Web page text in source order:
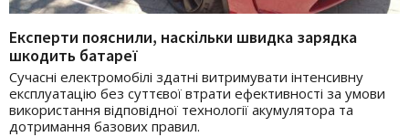
Експерти пояснили, наскільки швидка зарядка
шкодить батареї
Сучасні електромобілі здатні витримувати інтенсивну
експлуатацію без суттєвої втрати ефективності за умови
використання відповідної технології акумулятора та
дотримання базових правил.